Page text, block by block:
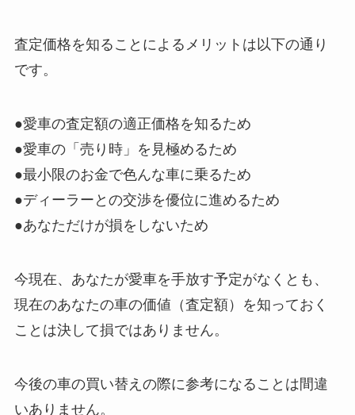
査定価格を知ることによるメリットは以下の通り
です。
●愛車の査定額の適正価格を知るため
●愛車の「売り時」を見極めるため
●最小限のお金で色んな車に乗るため
●ディーラーとの交渉を優位に進めるため
●あなただけが損をしないため
今現在、あなたが愛車を手放す予定がなくとも、
現在のあなたの車の価値（査定額）を知っておく
ことは決して損ではありません。
今後の車の買い替えの際に参考になることは間違
いありません。